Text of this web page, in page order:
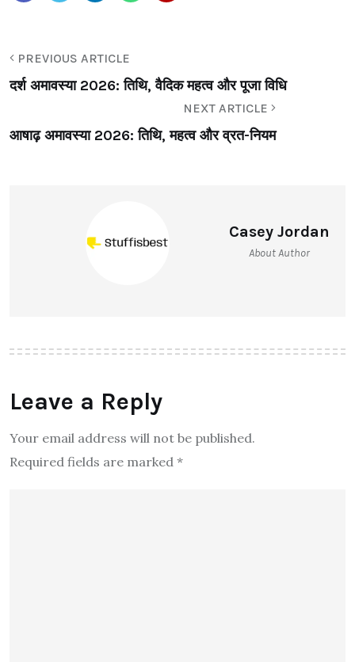
PREVIOUS ARTICLE
दर्श अमावस्या 2026: तिथि, वैदिक महत्व और पूजा विधि
NEXT ARTICLE
आषाढ़ अमावस्या 2026: तिथि, महत्व और व्रत-नियम
Casey Jordan
About Author
Leave a Reply
Your email address will not be published.
Required fields are marked *